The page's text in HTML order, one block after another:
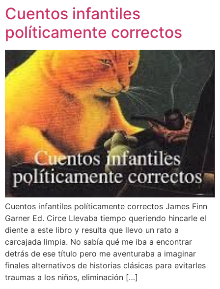
Cuentos infantiles
políticamente correctos
Cuentos infantiles políticamente correctos James Finn
Garner Ed. Circe Llevaba tiempo queriendo hincarle el
diente a este libro y resulta que llevo un rato a
carcajada limpia. No sabía qué me iba a encontrar
detrás de ese título pero me aventuraba a imaginar
finales alternativos de historias clásicas para evitarles
traumas a los niños, eliminación […]